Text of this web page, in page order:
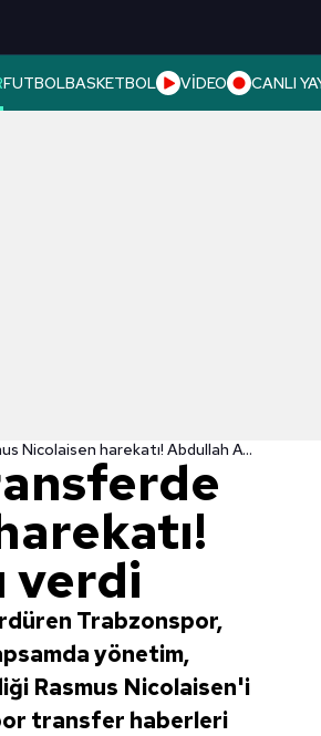
FUTBOLBASKETBOL VİDEO CANLI
Trabzonspor'dan transferde Rasmus Nicolaisen harekatı! Abdullah Avcı onayı verdi
verdi
Trabzonspor,
yönetim,
Rasmus Nicolaisen'i
transfer haberleri